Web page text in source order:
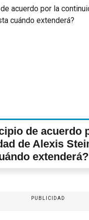
de acuerdo
de Alexis
extenderá?
PUBLICIDAD